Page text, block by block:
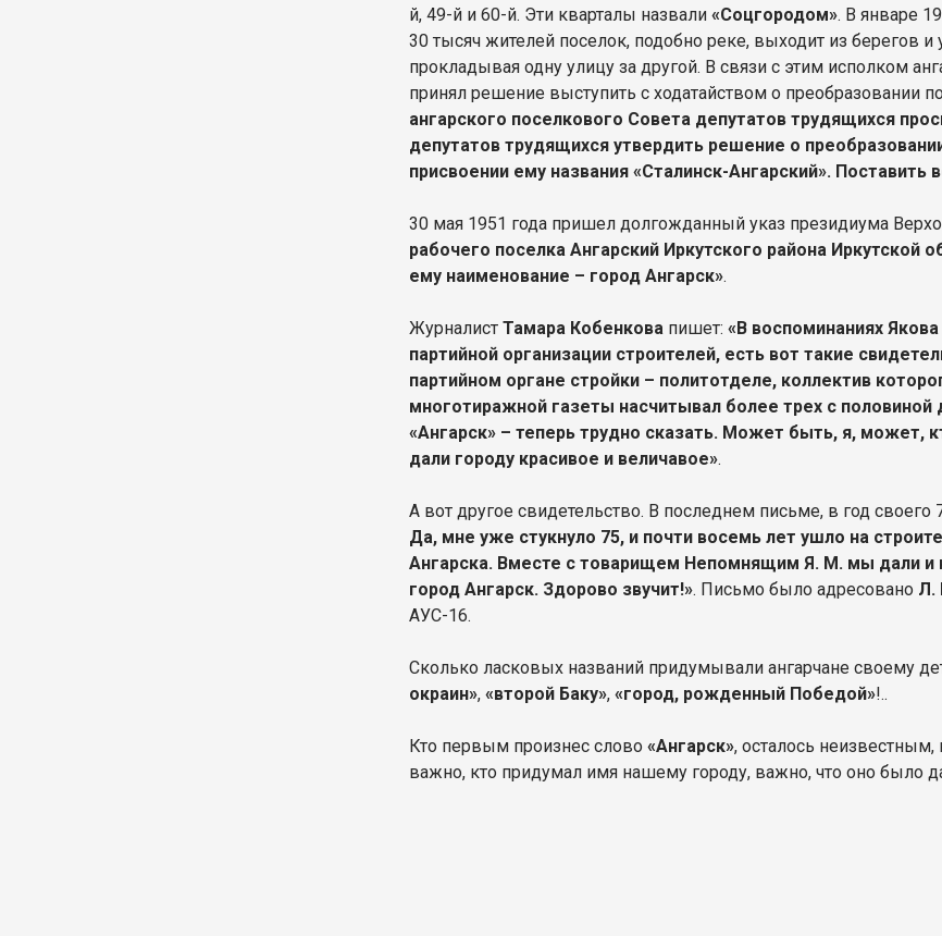
й, 49-й и 60-й. Эти кварталы назвали«Соцгородом». В январе
30 тысяч жителей поселок, подобно реке, выходит из берегов
прокладывая одну улицу за другой. В связи с этим исполком
принял решение выступить с ходатайством о преобразовании
ангарского поселкового Совета депутатов трудящихся
депутатов трудящихся утвердить решение о
присвоении ему названия «Сталинск-Ангарский».
30 мая 1951 года пришел долгожданный указ президиума
рабочего поселка Ангарский Иркутского района Иркутской
ему наименование – город Ангарск».
ЖурналистТамара Кобенкова пишет:«В воспоминаниях
партийной организации строителей, есть вот такие
партийном органе стройки – политотделе, коллектив
многотиражной газеты насчитывал более трех с
«Ангарск» – теперь трудно сказать. Может быть, я, может,
дали городу красивое и величавое».
А вот другое свидетельство. В последнем письме, в год своего
Да, мне уже стукнуло 75, и почти восемь лет ушло на
Ангарска. Вместе с товарищем Непомнящим Я. М. мы дали и
город Ангарск. Здорово звучит!». Письмо было адресовано Л.
АУС-16.
Сколько ласковых названий придумывали ангарчане своему
окраин»,«второй Баку»,«город, рожденный Победой»!..
Кто первым произнес слово«Ангарск», осталось
важно, кто придумал имя нашему городу, важно, что оно было